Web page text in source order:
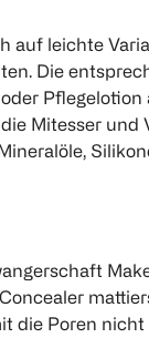
leichte
Die
Mitesser
die Poren